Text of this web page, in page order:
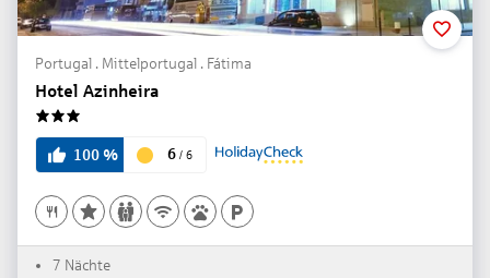
Portugal . Mittelportugal . Fátima
Hotel Azinheira
3
100% 6 / 6
7 Nächte